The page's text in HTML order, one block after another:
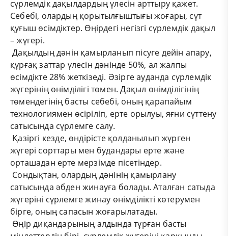
сүрлемдік дақылдардың үлесін арттыру қажет.
Себебі, олардың қорытылғыштығы жоғары, сүт
қуғыш өсімдіктер. Өңірдегі негізгі сүрлемдік дақыл
– жүгері.
Дақылдың дәнін қамырланып пісуге дейін апару,
құрғақ заттар үлесін дәнінде 50%, ал жалпы
өсімдікте 28% жеткізеді. Әзірге ауданда сүрлемдік
жүгерінің өнімділігі төмен. Дақыл өнімділігінің
төмендегінің басты себебі, оның қарапайым
технологиямен өсіріліп, ерте орылуы, яғни сүттену
сатысында сүрлемге салу.
Қазіргі кезде, өндірісте қолданылып жүрген
жүгері сорттары мен будандары ерте және
орташадан ерте мерзімде пісетіндер.
Сондықтан, олардың дәнінің қамырлану
сатысында әбден жинауға болады. Аталған сатыда
жүгеріні сүрлемге жинау өнімділікті көтерумен
бірге, оның сапасын жоғарылатады.
Өңір диқандарының алдында тұрған басты